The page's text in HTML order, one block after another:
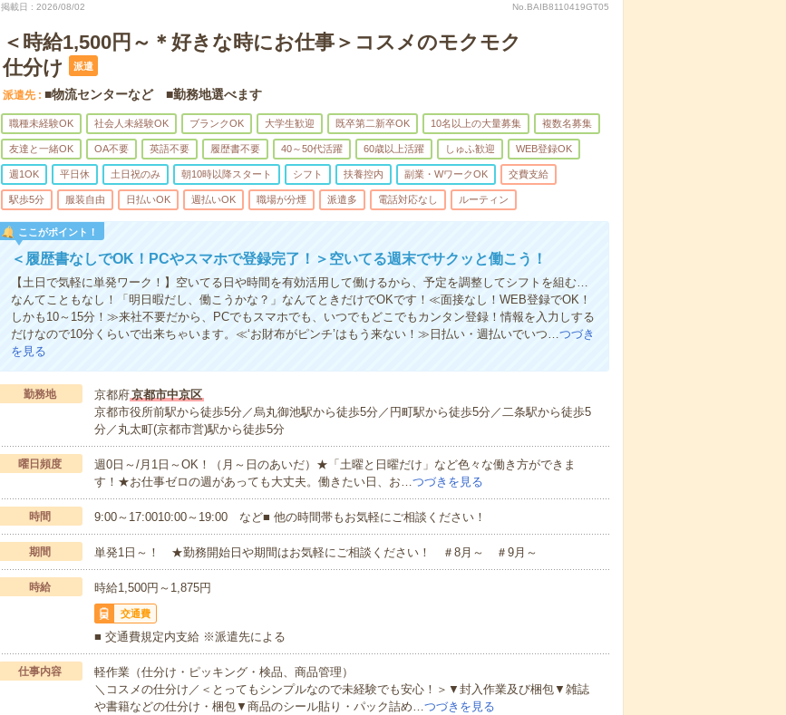
掲載日 2026/08/02 No.BAIB8110419GT05
＜時給1,500円～＊好きな時にお仕事＞コスメのモクモク
仕分け
派遣
派遣先 ■物流センターなど ■勤務地選べます
職種未経験OK 社会人未経験OK ブランクOK 大学生歓迎 既卒第二新卒OK 10名以上の大量募集 複数名募集
友達と一緒OK OA不要 英語不要 履歴書不要 40～50代活躍 60歳以上活躍 しゅふ歓迎 WEB登録OK
週1OK 平日休 土日祝のみ 朝10時以降スタート シフト 扶養控内 副業・WワークOK 交費支給
駅歩5分 服装自由 日払いOK 週払いOK 職場が分煙 派遣多 電話対応なし ルーティン
ここがポイント！
＜履歴書なしでOK！PCやスマホで登録完了！＞空いてる週末でサクッと働こう！
【土日で気軽に単発ワーク！】空いてる日や時間を有効活用して働けるから、予定を調整してシフトを組む…
なんてこともなし！「明日暇だし、働こうかな？」なんてときだけでOKです！≪面接なし！WEB登録でOK！
しかも10～15分！≫来社不要だから、PCでもスマホでも、いつでもどこでもカンタン登録！情報を入力しする
だけなので10分くらいで出来ちゃいます。≪‘お財布がピンチ’はもう来ない！≫日払い・週払いでいつ…つづき
を見る
勤務地 京都府京都市中京区
京都市役所前駅から徒歩5分／烏丸御池駅から徒歩5分／円町駅から徒歩5分／二条駅から徒歩5
分／丸太町(京都市営)駅から徒歩5分
曜日頻度
週0日～/月1日～OK！（月～日のあいだ）★「土曜と日曜だけ」など色々な働き方ができま
す！★お仕事ゼロの週があっても大丈夫。働きたい日、お…つづきを見る
時間 9:00～17:0010:00～19:00 など■ 他の時間帯もお気軽にご相談ください！
期間 単発1日～！ ★勤務開始日や期間はお気軽にご相談ください！ ＃8月～ ＃9月～
時給 時給1,500円～1,875円
交通費
■ 交通費規定内支給 ※派遣先による
仕事内容
軽作業（仕分け・ピッキング・検品、商品管理）
＼コスメの仕分け／＜とってもシンプルなので未経験でも安心！＞▼封入作業及び梱包▼雑誌
や書籍などの仕分け・梱包▼商品のシール貼り・パック詰め…つづきを見る